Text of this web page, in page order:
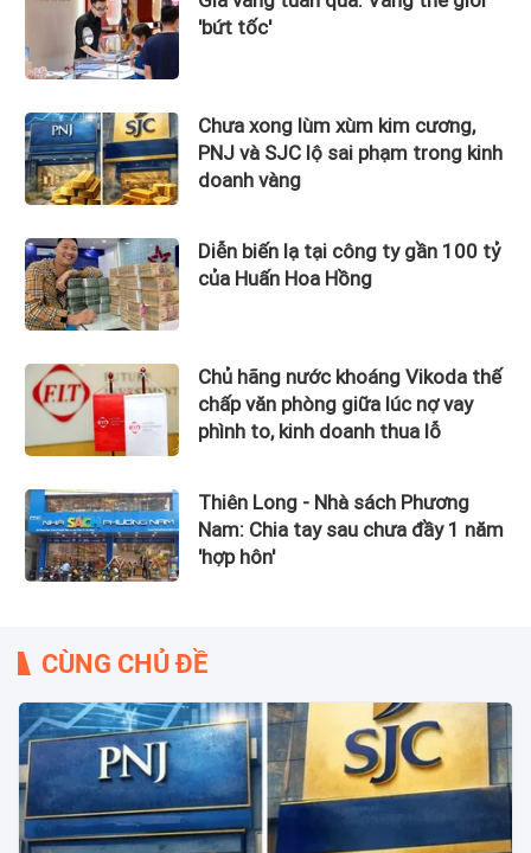
'bứt tốc'
Chưa xong lùm xùm kim cương,
PNJ và SJC lộ sai phạm trong kinh
doanh vàng
Diễn biến lạ tại công ty gần 100 tỷ
của Huấn Hoa Hồng
Chủ hãng nước khoáng Vikoda thế
chấp văn phòng giữa lúc nợ vay
phình to, kinh doanh thua lỗ
Thiên Long - Nhà sách Phương
Nam: Chia tay sau chưa đầy 1 năm
'hợp hôn'
CÙNG CHỦ ĐỀ